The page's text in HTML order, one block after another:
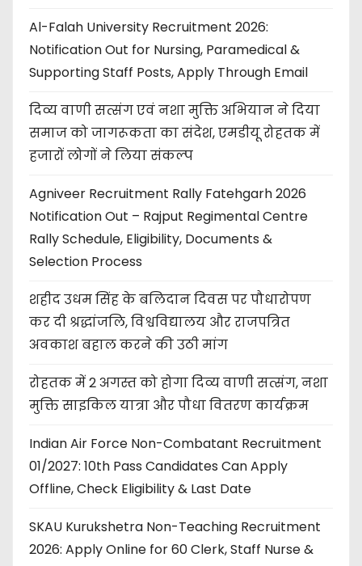
Al-Falah University Recruitment 2026:
Notification Out for Nursing, Paramedical &
Supporting Staff Posts, Apply Through Email
दिव्य वाणी सत्संग एवं नशा मुक्ति अभियान ने दिया
समाज को जागरूकता का संदेश, एमडीयू रोहतक में
हजारों लोगों ने लिया संकल्प
Agniveer Recruitment Rally Fatehgarh 2026
Notification Out – Rajput Regimental Centre
Rally Schedule, Eligibility, Documents &
Selection Process
शहीद उधम सिंह के बलिदान दिवस पर पौधारोपण
कर दी श्रद्धांजलि, विश्वविद्यालय और राजपत्रित
अवकाश बहाल करने की उठी मांग
रोहतक में 2 अगस्त को होगा दिव्य वाणी सत्संग, नशा
मुक्ति साइकिल यात्रा और पौधा वितरण कार्यक्रम
Indian Air Force Non-Combatant Recruitment
01/2027: 10th Pass Candidates Can Apply
Offline, Check Eligibility & Last Date
SKAU Kurukshetra Non-Teaching Recruitment
2026: Apply Online for 60 Clerk, Staff Nurse &